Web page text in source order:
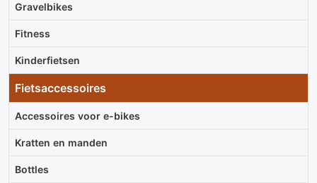
Gravelbikes
Fitness
Kinderfietsen
Fietsaccessoires
Accessoires voor e-bikes
Kratten en manden
Bottles